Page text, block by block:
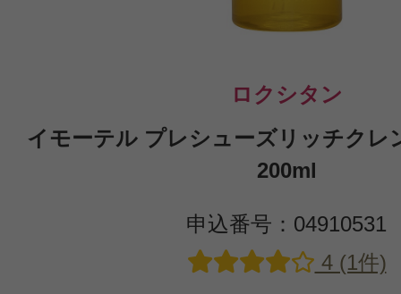
ロクシタン
イモーテル プレシューズリッチクレ
200ml
申込番号：04910531
4 (1件)